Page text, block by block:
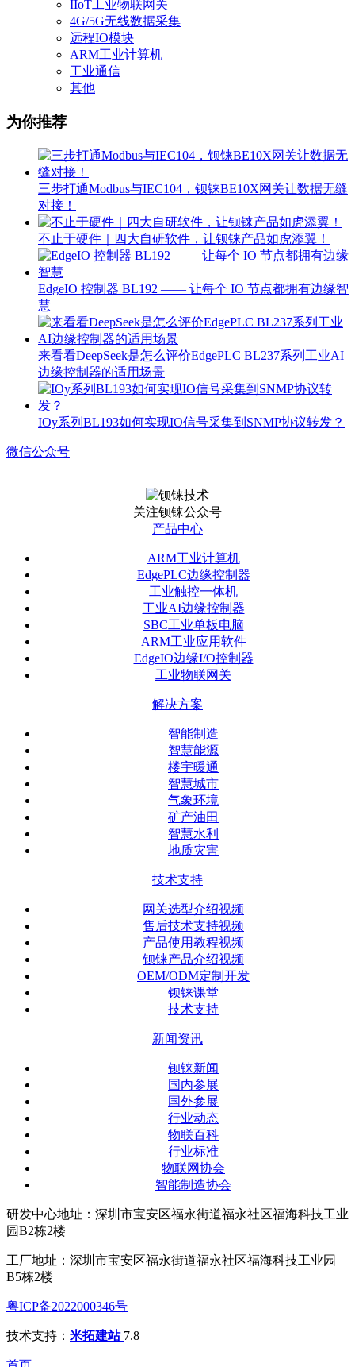
IIoT工业物联网关
4G/5G无线数据采集
远程IO模块
ARM工业计算机
工业通信
其他
为你推荐
三步打通Modbus与IEC104，钡铼BE10X网关让数据无缝
对接！
不止于硬件｜四大自研软件，让钡铼产品如虎添翼！
EdgeIO 控制器 BL192 —— 让每个 IO 节点都拥有边缘智
慧
来看看DeepSeek是怎么评价EdgePLC BL237系列工业AI
边缘控制器的适用场景
IOy系列BL193如何实现IO信号采集到SNMP协议转发？
微信公众号
关注钡铼公众号
产品中心
ARM工业计算机
EdgePLC边缘控制器
工业触控一体机
工业AI边缘控制器
SBC工业单板电脑
ARM工业应用软件
EdgeIO边缘I/O控制器
工业物联网关
解决方案
智能制造
智慧能源
楼宇暖通
智慧城市
气象环境
矿产油田
智慧水利
地质灾害
技术支持
网关选型介绍视频
售后技术支持视频
产品使用教程视频
钡铼产品介绍视频
OEM/ODM定制开发
钡铼课堂
技术支持
新闻资讯
钡铼新闻
国内参展
国外参展
行业动态
物联百科
行业标准
物联网协会
智能制造协会
研发中心地址：深圳市宝安区福永街道福永社区福海科技工业
园B2栋2楼
工厂地址：深圳市宝安区福永街道福永社区福海科技工业园
B5栋2楼
粤ICP备2022000346号
技术支持： 米拓建站 7.8